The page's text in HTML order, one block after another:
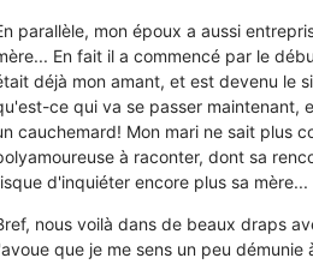
parallèle, mon époux a aussi
En fait il a commencé par le
déjà mon amant, et est devenu le
ce qui va se passer maintenant,
cauchemard! Mon mari ne sait plus
à raconter, dont sa
d'inquiéter encore plus sa mère...
nous voilà dans de beaux draps
que je me sens un peu démunie